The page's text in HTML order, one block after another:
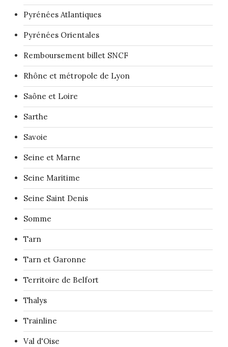
Pyrénées Atlantiques
Pyrénées Orientales
Remboursement billet SNCF
Rhône et métropole de Lyon
Saône et Loire
Sarthe
Savoie
Seine et Marne
Seine Maritime
Seine Saint Denis
Somme
Tarn
Tarn et Garonne
Territoire de Belfort
Thalys
Trainline
Val d'Oise